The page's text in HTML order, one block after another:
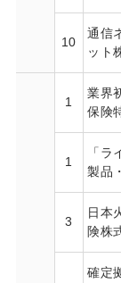
10
通信
ット
1
業界
保険
1
「
製品
3
日本
険株
確定